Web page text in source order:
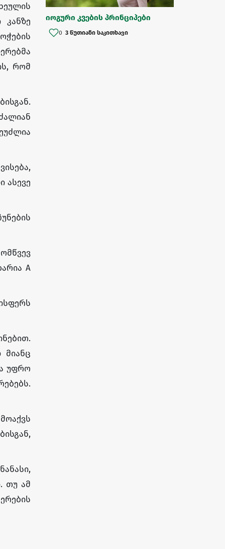
კანზე
რომ
ასევე
A
მიანც
უფრო
თუ ამ
იოგური კვების პრინციპები
0 3 წუთიანი საკითხავი